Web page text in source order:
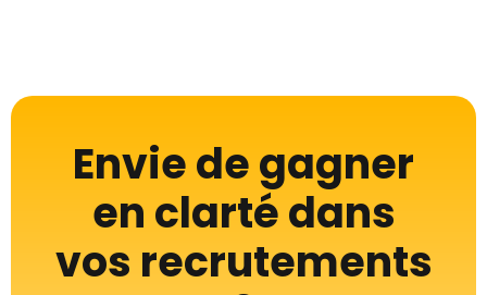
Envie de gagner
en clarté dans
vos recrutements